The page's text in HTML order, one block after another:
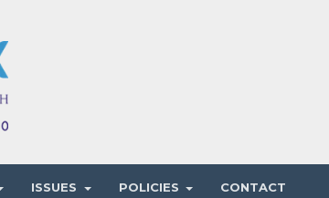
ISSUES POLICIES CONTACT